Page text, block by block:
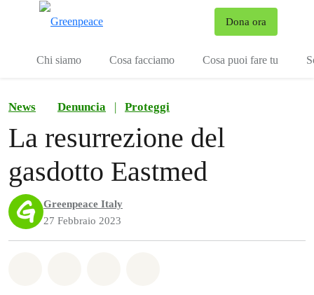
Dona ora
Chi siamo Cosa facciamo Cosa puoi fare tu
News Denuncia | Proteggi
La resurrezione del
gasdotto Eastmed
Greenpeace Italy
27 Febbraio 2023